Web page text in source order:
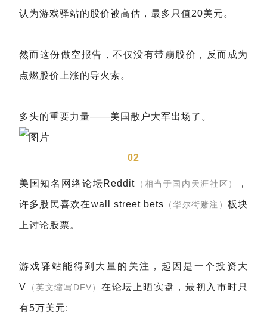
认为游戏驿站的股价被高估，最多只值20美元。
然而这份做空报告，不仅没有带崩股价，反而成为
点燃股价上涨的导火索。
多头的重要力量——美国散户大军出场了。
02
美国知名网络论坛Reddit （相当于国内天涯社区） ，
许多股民喜欢在wall street bets （华尔街赌注） 板块
上讨论股票。
游戏驿站能得到大量的关注，起因是一个投资大
V （英文缩写DFV） 在论坛上晒实盘，最初入市时只
有5万美元: